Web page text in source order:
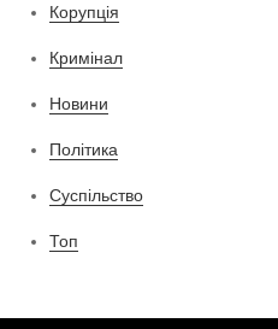
Корупція
Кримінал
Новини
Політика
Суспільство
Топ